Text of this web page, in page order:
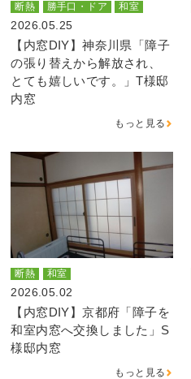
断熱 勝手口・ドア 和室
2026.05.25
【内窓DIY】神奈川県「障子
の張り替えから解放され、
とても嬉しいです。」T様邸
内窓
もっと見る
断熱 和室
2026.05.02
【内窓DIY】京都府「障子を
和室内窓へ交換しました」S
様邸内窓
もっと見る